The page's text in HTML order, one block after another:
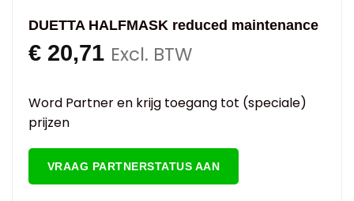
DUETTA HALFMASK reduced maintenance
€20,71 Excl. BTW
Word Partner en krijg toegang tot (speciale)
prijzen
VRAAG PARTNERSTATUS AAN